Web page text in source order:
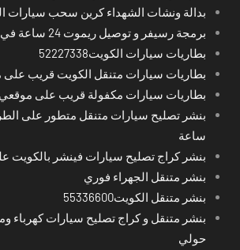
بدالة ونشات الشهداء كرين سحب سيارات
برمجة رسيفر و توصيل ريموت 24 ساعة في محافظات الكويت
بطاريات سيارات الكويت52227338
بطاريات سيارات متنقل الكويت قريب
بطاريات سيارات مكفولة قريب على موقعي
ساعة
بنشر كراج تصليح سيارات فينشر بالكويت
بنشر متنقل الجهراء فوري
بنشر متنقل الكويت55336600
بنشر متنقل و كراج تصليح سيارات كهرباء
حولي